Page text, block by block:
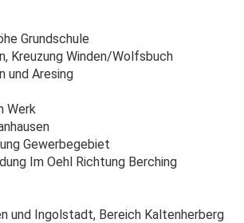
Grundschule
Kreuzung Winden/Wolfsbuch
und Aresing
Werk
Gewerbegebiet
Im Oehl Richtung Berching
und Ingolstadt, Bereich Kaltenherberg